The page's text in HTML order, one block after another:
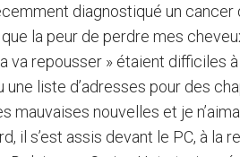
diagnostiqué un cancer
la peur de perdre mes
repousser » étaient difficiles à
une liste d’adresses pour des
mauvaises nouvelles et je
il s’est assis devant le PC, à